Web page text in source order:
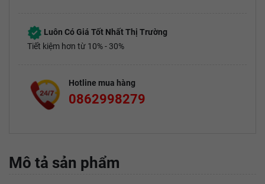
Luôn Có Giá Tốt Nhất Thị Trường
Tiết kiệm hơn từ 10% - 30%
Hotline mua hàng
0862998279
Mô tả sản phẩm